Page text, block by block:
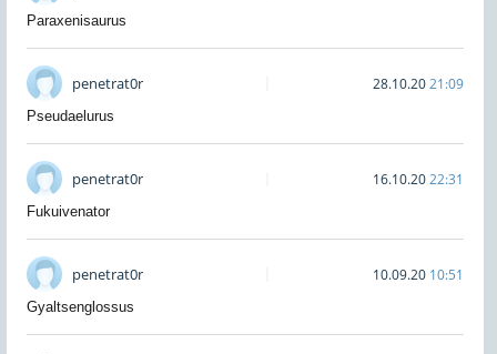
Paraxenisaurus
penetrat0r 28.10.2021:09
Pseudaelurus
penetrat0r 16.10.2022:31
Fukuivenator
penetrat0r 10.09.20 10:51
Gyaltsenglossus